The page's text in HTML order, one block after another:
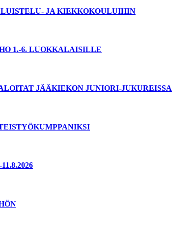
JA KIEKKOKOULUIHIN
1.-6. LUOKKALAISILLE
JÄÄKIEKON JUNIORI-JUKUREISSA